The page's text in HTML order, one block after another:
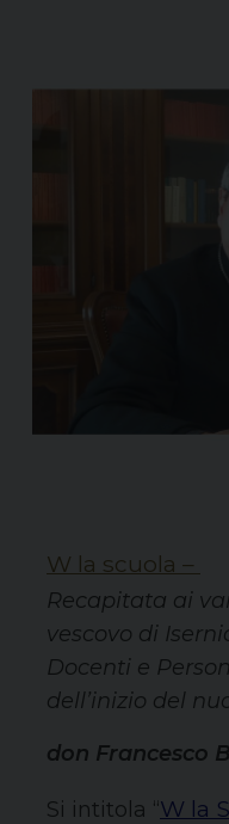
W la scuola –
Recapitata ai
vescovo di
Docenti e
dell’inizio del
don Francesco
Si intitola “W la